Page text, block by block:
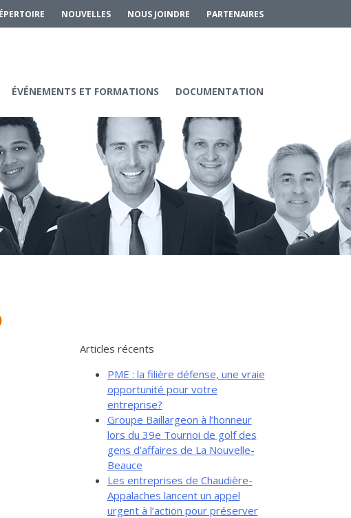
NOUVELLES NOUS JOINDRE PARTENAIRES
ÉVÉNEMENTS ET FORMATIONS DOCUMENTATION
Articles récents
PME : la filière défense, une vraie
opportunité pour votre
entreprise?
Groupe Baillargeon à l’honneur
lors du 39e Tournoi de golf des
gens d’affaires de La Nouvelle-
Beauce
Les entreprises de Chaudière-
Appalaches lancent un appel
urgent à l’action pour préserver